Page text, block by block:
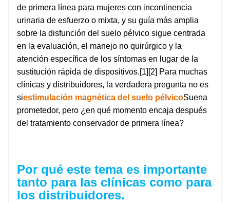
de primera línea para mujeres con incontinencia
urinaria de esfuerzo o mixta, y su guía más amplia
sobre la disfunción del suelo pélvico sigue centrada
en la evaluación, el manejo no quirúrgico y la
atención específica de los síntomas en lugar de la
sustitución rápida de dispositivos.[1][2] Para muchas
clínicas y distribuidores, la verdadera pregunta no es
siestimulación magnética del suelo pélvicoSuena
prometedor, pero ¿en qué momento encaja después
del tratamiento conservador de primera línea?
Por qué este tema es importante
tanto para las clínicas como para
los distribuidores.